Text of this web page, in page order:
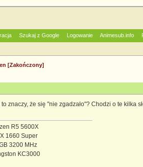
Szukaj z Google Logowanie Animesub.info
[Zakończony]
to znaczy, że się "nie zgadzało"? Chodzi o te kilka
R5 5600X
1660 Super
3200 MHz
KC3000